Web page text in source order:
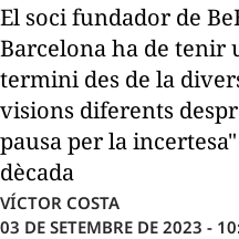
El soci fundador de
Barcelona ha de tenir
termini des de la
visions diferents
pausa per la
dècada
VÍCTOR COSTA
03 DE SETEMBRE DE 2023 -